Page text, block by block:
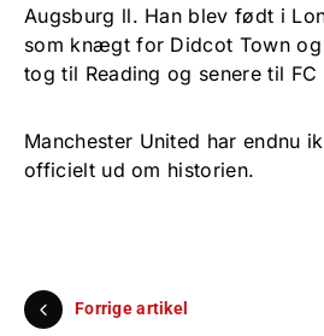
Augsburg ll. Han blev født i
som knægt for Didcot Town
tog til Reading og senere til
Manchester United har endnu
officielt ud om historien.
Forrige artikel